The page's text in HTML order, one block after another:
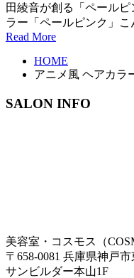
田綾音が創る「ペール
ラー「ペールピンク」こ
Read More
HOME
アニメ風 ヘアカラ
SALON INFO
美容室・コスモス（
〒658-0081 兵庫県神戸
サンビルダー本山1F